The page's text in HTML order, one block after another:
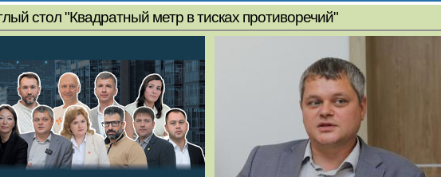
стол "Квадратный метр в тисках противоречий"